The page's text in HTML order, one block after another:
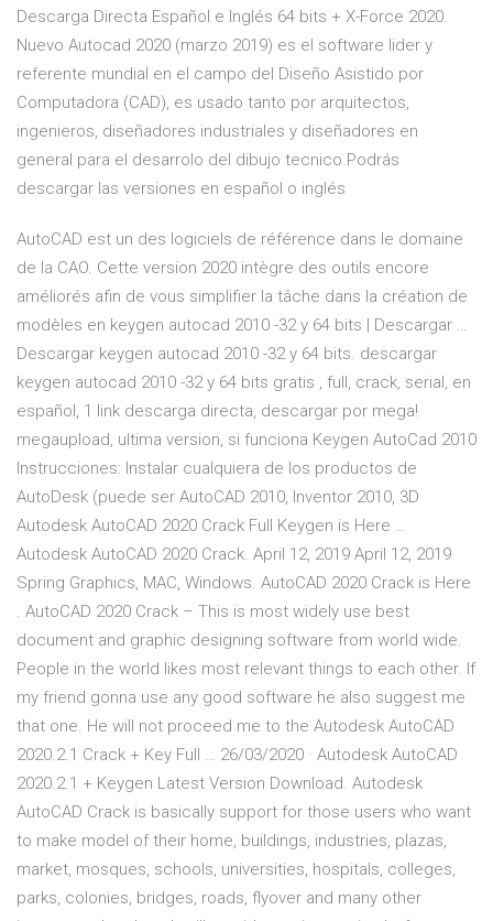
Descarga Directa Español e Inglés 64 bits + X-Force 2020.
Nuevo Autocad 2020 (marzo 2019) es el software lider y
referente mundial en el campo del Diseño Asistido por
Computadora (CAD), es usado tanto por arquitectos,
ingenieros, diseñadores industriales y diseñadores en
general para el desarrolo del dibujo tecnico.Podrás
descargar las versiones en español o inglés
AutoCAD est un des logiciels de référence dans le domaine
de la CAO. Cette version 2020 intègre des outils encore
améliorés afin de vous simplifier la tâche dans la création de
modèles en keygen autocad 2010 -32 y 64 bits | Descargar …
Descargar keygen autocad 2010 -32 y 64 bits. descargar
keygen autocad 2010 -32 y 64 bits gratis , full, crack, serial, en
español, 1 link descarga directa, descargar por mega!
megaupload, ultima version, si funciona Keygen AutoCad 2010
Instrucciones: Instalar cualquiera de los productos de
AutoDesk (puede ser AutoCAD 2010, Inventor 2010, 3D
Autodesk AutoCAD 2020 Crack Full Keygen is Here …
Autodesk AutoCAD 2020 Crack. April 12, 2019 April 12, 2019
Spring Graphics, MAC, Windows. AutoCAD 2020 Crack is Here
. AutoCAD 2020 Crack – This is most widely use best
document and graphic designing software from world wide.
People in the world likes most relevant things to each other. If
my friend gonna use any good software he also suggest me
that one. He will not proceed me to the Autodesk AutoCAD
2020.2.1 Crack + Key Full … 26/03/2020 · Autodesk AutoCAD
2020.2.1 + Keygen Latest Version Download. Autodesk
AutoCAD Crack is basically support for those users who want
to make model of their home, buildings, industries, plazas,
market, mosques, schools, universities, hospitals, colleges,
parks, colonies, bridges, roads, flyover and many other